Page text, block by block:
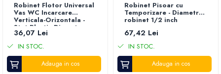
Robinet Flotor Universal
Vas WC Incarcare
Verticala-Orizontala -
Stut Plastic Diametru
robinet 3/8 inch
36,07 Lei
IN STOC.
Adauga in cos
Robinet Pisoar cu
Temporizare - Diametru
robinet 1/2 inch
67,42 Lei
IN STOC.
Adauga in cos